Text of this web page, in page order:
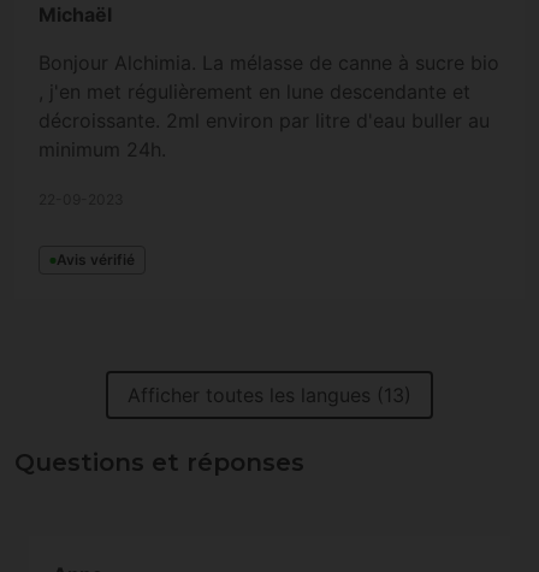
Michaël
Bonjour Alchimia. La mélasse de canne à sucre bio
, j'en met régulièrement en lune descendante et
décroissante. 2ml environ par litre d'eau buller au
minimum 24h.
Avis vérifié
Afficher toutes les langues (13)
Questions et réponses